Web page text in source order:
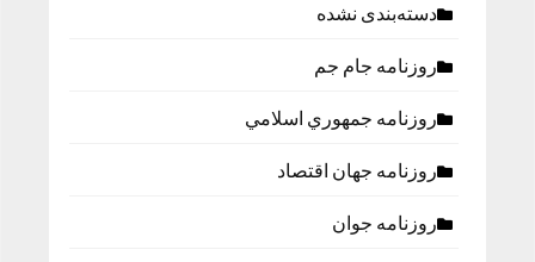
دسته‌بندی نشده
روزنامه جام جم
روزنامه جمهوري اسلامي
روزنامه جهان اقتصاد
روزنامه جوان